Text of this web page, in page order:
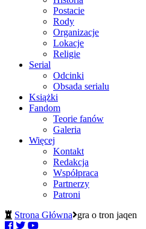
Postacie
Rody
Organizacje
Lokacje
Religie
Serial
Odcinki
Obsada serialu
Książki
Fandom
Teorie fanów
Galeria
Więcej
Kontakt
Redakcja
Współpraca
Partnerzy
Patroni
Strona Główna gra o tron jaqen